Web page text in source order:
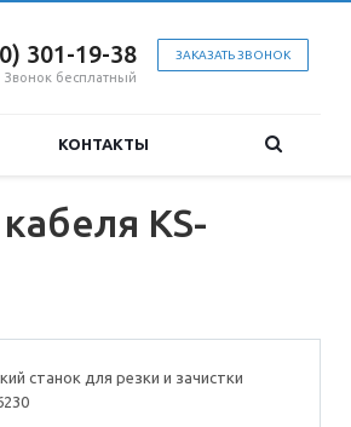
ЗАКАЗАТЬ ЗВОНОК
301-19-38
Звонок бесплатный
КОНТАКТЫ
KS-
станок для резки и зачистки